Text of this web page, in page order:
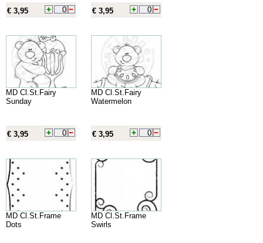
€ 3,95 € 3,95
MD Cl.St.Fairy
Sunday
€ 3,95
MD Cl.St.Fairy
Watermelon
€ 3,95
MD Cl.St.Frame
Dots
MD Cl.St.Frame
Swirls